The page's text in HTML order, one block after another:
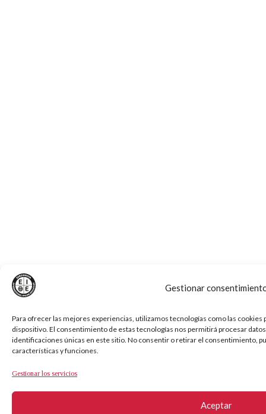
Gestionar
Para ofrecer las mejores experiencias, utilizamos tecnologías como las cookies
dispositivo. El consentimiento de estas tecnologías nos permitirá procesar
identificaciones únicas en este sitio. No consentir o retirar el consentimiento,
características y funciones.
Gestionar los servicios
Aceptar